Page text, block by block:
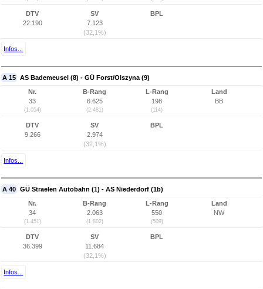
DTV
22.190
SV
7.123
(32,1%)
BPL
Infos...
A 15 AS Bademeusel (8) - GÜ Forst/Olszyna (9)
Nr.
33
(1.054)
B-Rang
6.625
(2.481)
L-Rang
198
(114)
Land
BB
DTV
9.266
SV
2.974
(32,1%)
BPL
Infos...
A 40 GÜ Straelen Autobahn (1) - AS Niederdorf (1b)
Nr.
34
(1.451)
B-Rang
2.063
(1.802)
L-Rang
550
(509)
Land
NW
DTV
36.399
SV
11.684
(32,1%)
BPL
Infos...